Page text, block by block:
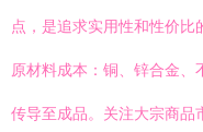
点，是追求实用性和性价比
原材料成本：铜、锌合金
传导至成品。关注大宗商品